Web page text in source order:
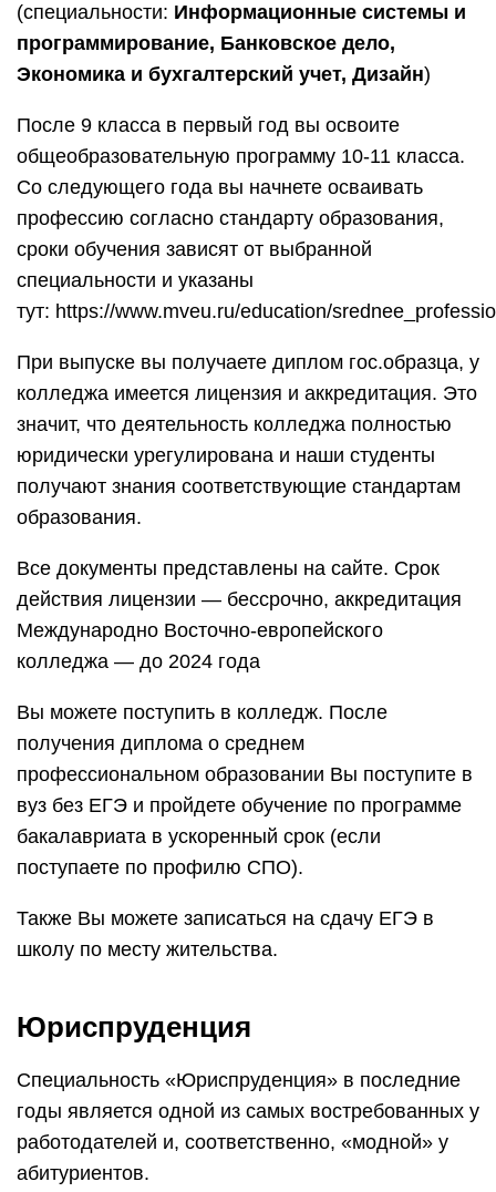
(специальности: Информационные системы и
программирование, Банковское дело,
Экономика и бухгалтерский учет, Дизайн)
После 9 класса в первый год вы освоите
общеобразовательную программу 10-11 класса.
Со следующего года вы начнете осваивать
профессию согласно стандарту образования,
сроки обучения зависят от выбранной
специальности и указаны
тут: https://www.mveu.ru/education/
При выпуске вы получаете диплом гос.образца, у
колледжа имеется лицензия и аккредитация. Это
значит, что деятельность колледжа полностью
юридически урегулирована и наши студенты
получают знания соответствующие стандартам
образования.
Все документы представлены на сайте. Срок
действия лицензии — бессрочно, аккредитация
Международно Восточно-европейского
колледжа — до 2024 года
Вы можете поступить в колледж. После
получения диплома о среднем
профессиональном образовании Вы поступите в
вуз без ЕГЭ и пройдете обучение по программе
бакалавриата в ускоренный срок (если
поступаете по профилю СПО).
Также Вы можете записаться на сдачу ЕГЭ в
школу по месту жительства.
Юриспруденция
Специальность «Юриспруденция» в последние
годы является одной из самых востребованных у
работодателей и, соответственно, «модной» у
абитуриентов.